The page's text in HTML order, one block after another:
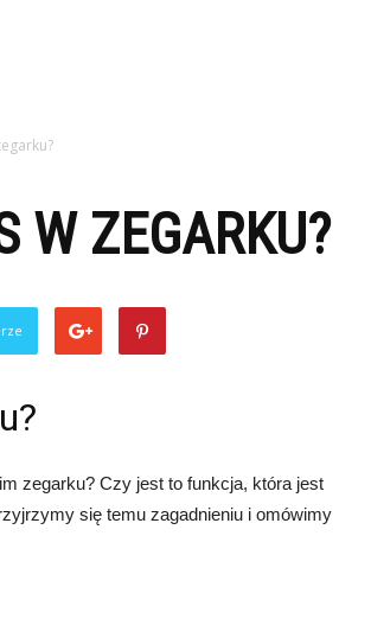
W ZEGARKU?
zegarku? Czy jest to funkcja, która jest
się temu zagadnieniu i omówimy